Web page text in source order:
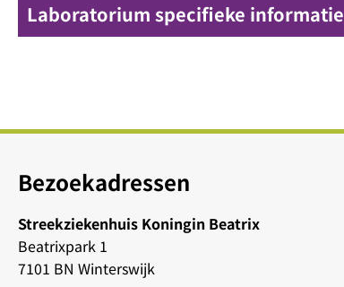
Laboratorium specifieke informatie
Bezoekadressen
Streekziekenhuis Koningin Beatrix
Beatrixpark 1
7101 BN Winterswijk